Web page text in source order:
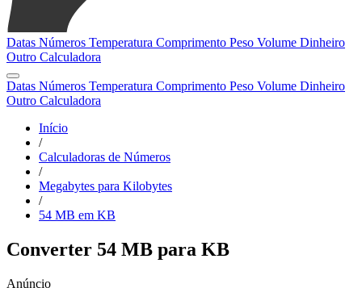
Datas Números Temperatura Comprimento Peso Volume Dinheiro
Outro Calculadora
Datas Números Temperatura Comprimento Peso Volume Dinheiro
Outro Calculadora
Início
/
Calculadoras de Números
/
Megabytes para Kilobytes
/
54 MB em KB
Converter 54 MB para KB